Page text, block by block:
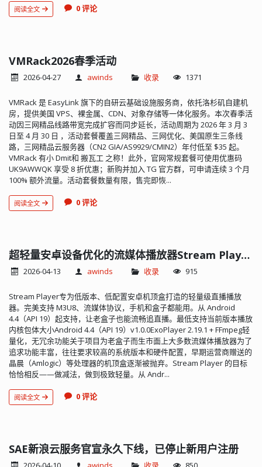
阅读全文 0 评论
VMRack2026春季活动
2026-04-27 awinds 收录 1371
VMRack 是 EasyLink 旗下的自研云基础设施服务商，依托洛杉矶自建机
房，提供美国 VPS、裸金属、CDN、对象存储等一体化服务。本次春季活
动因三网精品线路带宽完成扩容而同步延长，活动周期为 2026 年 3 月 3
日至 4 月 30 日 ，活动套餐覆盖三网精品、三网优化、美国原生三条线
路，三网精品云服务器（CN2 GIA/AS9929/CMIN2）年付低至 $35 起。
VMRack 有小 Dmit和 搬瓦工 之称！此外，官网常规套餐可使用优惠码
UK9AWWQK 享受 8 折优惠；新购并加入 TG 官方群，可申请连续 3 个月
100% 额外流量。活动套餐数量有限，售完即恢...
阅读全文 0 评论
超轻量安卓设备优化的流媒体播放器Stream Player（HiDNS邀请码活动）
2026-04-13 awinds 收录 915
Stream Player专为低版本、低配置安卓机顶盒打造的轻量级直播播放
器。完美支持 M3U8、流媒体协议，手机和盒子都能用。从 Android
4.4（API 19）起支持，让老盒子也能流畅追直播。最低支持当前版本播放
内核包体大小Android 4.4（API 19）v1.0.0ExoPlayer 2.19.1 + FFmpeg轻
量化，无冗余功能关于项目为老盒子而生市面上大多数流媒体播放器为了
追求功能丰富，往往要求较高的系统版本和硬件配置，早期运营商赠送的
晶晨（Amlogic）等处理器的机顶盒逐渐被抛弃。Stream Player 的目标
恰恰相反——做减法，做到极致轻量。从 Andr...
阅读全文 0 评论
SAE新浪云服务官宣永久下线，已停止新用户注册